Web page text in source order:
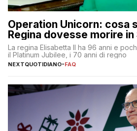
Operation Unicorn: cosa
Regina dovesse morire in
La regina Elisabetta II ha 96 anni e
il Platinum Jubilee, i 70 anni di regno
NEXTQUOTIDIANO-FAQ